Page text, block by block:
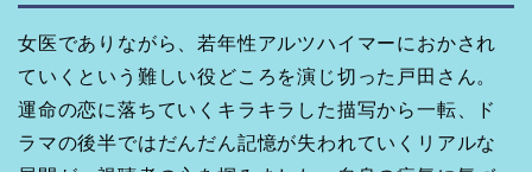
女医でありながら、若年性アルツハイマーにおかされ
ていくという難しい役どころを演じ切った戸田さん。
運命の恋に落ちていくキラキラした描写から一転、ド
ラマの後半ではだんだん記憶が失われていくリアルな